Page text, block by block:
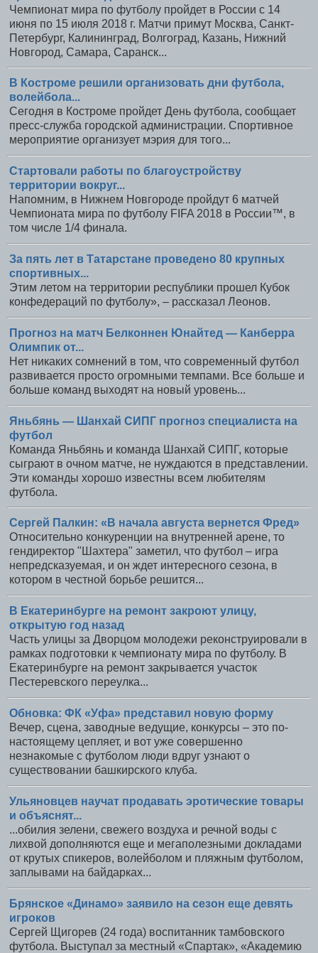
Чемпионат мира по футболу пройдет в России с 14
июня по 15 июля 2018 г. Матчи примут Москва, Санкт-
Петербург, Калининград, Волгоград, Казань, Нижний
Новгород, Самара, Саранск...
В Костроме решили организовать дни футбола,
волейбола...
Сегодня в Костроме пройдет День футбола, сообщает
пресс-служба городской администрации. Спортивное
мероприятие организует мэрия для того...
Стартовали работы по благоустройству
территории вокруг...
Напомним, в Нижнем Новгороде пройдут 6 матчей
Чемпионата мира по футболу FIFA 2018 в России™, в
том числе 1/4 финала.
За пять лет в Татарстане проведено 80 крупных
спортивных...
Этим летом на территории республики прошел Кубок
конфедераций по футболу», – рассказал Леонов.
Прогноз на матч Белконнен Юнайтед — Канберра
Олимпик от...
Нет никаких сомнений в том, что современный футбол
развивается просто огромными темпами. Все больше и
больше команд выходят на новый уровень...
Яньбянь — Шанхай СИПГ прогноз специалиста на
футбол
Команда Яньбянь и команда Шанхай СИПГ, которые
сыграют в очном матче, не нуждаются в представлении.
Эти команды хорошо известны всем любителям
футбола.
Сергей Палкин: «В начала августа вернется Фред»
Относительно конкуренции на внутренней арене, то
гендиректор "Шахтера" заметил, что футбол – игра
непредсказуемая, и он ждет интересного сезона, в
котором в честной борьбе решится...
В Екатеринбурге на ремонт закроют улицу,
открытую год назад
Часть улицы за Дворцом молодежи реконструировали в
рамках подготовки к чемпионату мира по футболу. В
Екатеринбурге на ремонт закрывается участок
Пестеревского переулка...
Обновка: ФК «Уфа» представил новую форму
Вечер, сцена, заводные ведущие, конкурсы – это по-
настоящему цепляет, и вот уже совершенно
незнакомые с футболом люди вдруг узнают о
существовании башкирского клуба.
Ульяновцев научат продавать эротические товары
и объяснят...
...обилия зелени, свежего воздуха и речной воды с
лихвой дополняются еще и мегаполезными докладами
от крутых спикеров, волейболом и пляжным футболом,
заплывами на байдарках...
Брянское «Динамо» заявило на сезон еще девять
игроков
Сергей Щигорев (24 года) воспитанник тамбовского
футбола. Выступал за местный «Спартак», «Академию